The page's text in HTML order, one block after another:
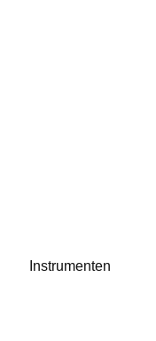
Instrumenten